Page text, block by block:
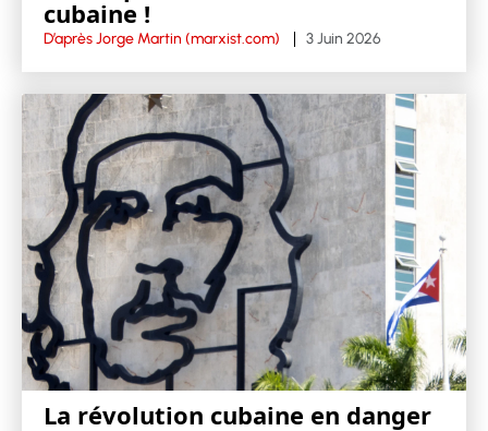
cubaine !
D’après Jorge Martin (marxist.com) 3 Juin 2026
La révolution cubaine en danger